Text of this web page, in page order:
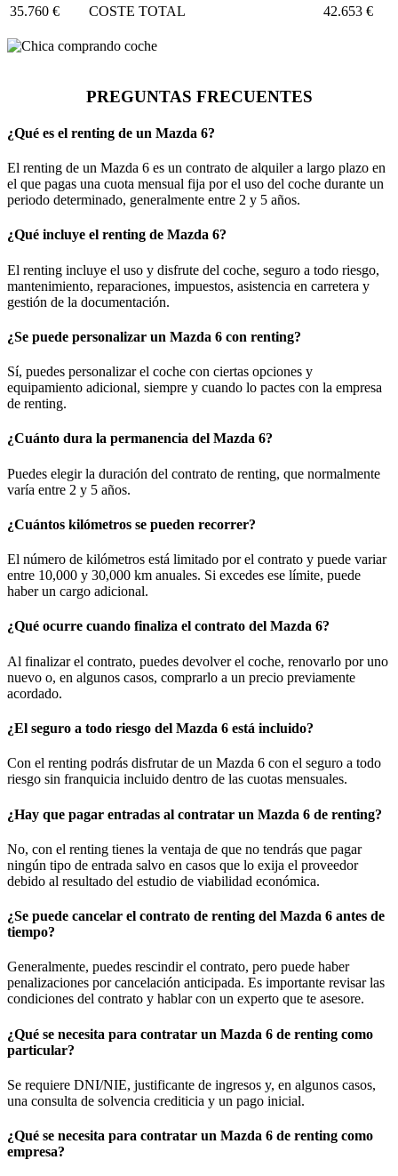
35.760 €
COSTE TOTAL 42.653 €
PREGUNTAS FRECUENTES
¿Qué es el renting de un Mazda 6?
El renting de un Mazda 6 es un contrato de alquiler a largo plazo en
el que pagas una cuota mensual fija por el uso del coche durante un
periodo determinado, generalmente entre 2 y 5 años.
¿Qué incluye el renting de Mazda 6?
El renting incluye el uso y disfrute del coche, seguro a todo riesgo,
mantenimiento, reparaciones, impuestos, asistencia en carretera y
gestión de la documentación.
¿Se puede personalizar un Mazda 6 con renting?
Sí, puedes personalizar el coche con ciertas opciones y
equipamiento adicional, siempre y cuando lo pactes con la empresa
de renting.
¿Cuánto dura la permanencia del Mazda 6?
Puedes elegir la duración del contrato de renting, que normalmente
varía entre 2 y 5 años.
¿Cuántos kilómetros se pueden recorrer?
El número de kilómetros está limitado por el contrato y puede variar
entre 10,000 y 30,000 km anuales. Si excedes ese límite, puede
haber un cargo adicional.
¿Qué ocurre cuando finaliza el contrato del Mazda 6?
Al finalizar el contrato, puedes devolver el coche, renovarlo por uno
nuevo o, en algunos casos, comprarlo a un precio previamente
acordado.
¿El seguro a todo riesgo del Mazda 6 está incluido?
Con el renting podrás disfrutar de un Mazda 6 con el seguro a todo
riesgo sin franquicia incluido dentro de las cuotas mensuales.
¿Hay que pagar entradas al contratar un Mazda 6 de renting?
No, con el renting tienes la ventaja de que no tendrás que pagar
ningún tipo de entrada salvo en casos que lo exija el proveedor
debido al resultado del estudio de viabilidad económica.
¿Se puede cancelar el contrato de renting del Mazda 6 antes de
tiempo?
Generalmente, puedes rescindir el contrato, pero puede haber
penalizaciones por cancelación anticipada. Es importante revisar las
condiciones del contrato y hablar con un experto que te asesore.
¿Qué se necesita para contratar un Mazda 6 de renting como
particular?
Se requiere DNI/NIE, justificante de ingresos y, en algunos casos,
una consulta de solvencia crediticia y un pago inicial.
¿Qué se necesita para contratar un Mazda 6 de renting como
empresa?